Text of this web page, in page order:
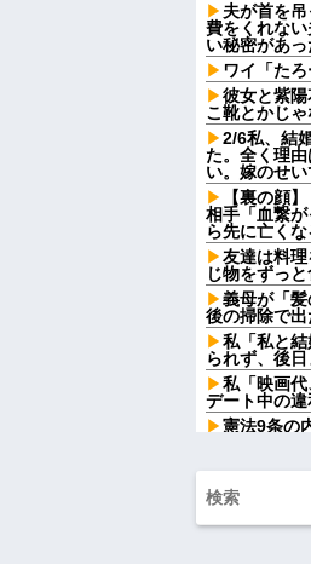
夫が首を
費をくれな
い秘密があっ
ワイ「た
彼女と紫
こ靴とかじ
2/6私、結
た。全く理
い。嫁のせ
【裏の顔
相手「血繋
ら先に亡く
友達は料
じ物をずっ
義母が「
後の掃除で
私「私と
られず、後
私「映画
デート中の
憲法9条の
【しまっ
のエリア)に
が...
ATMで俺
女がこちら